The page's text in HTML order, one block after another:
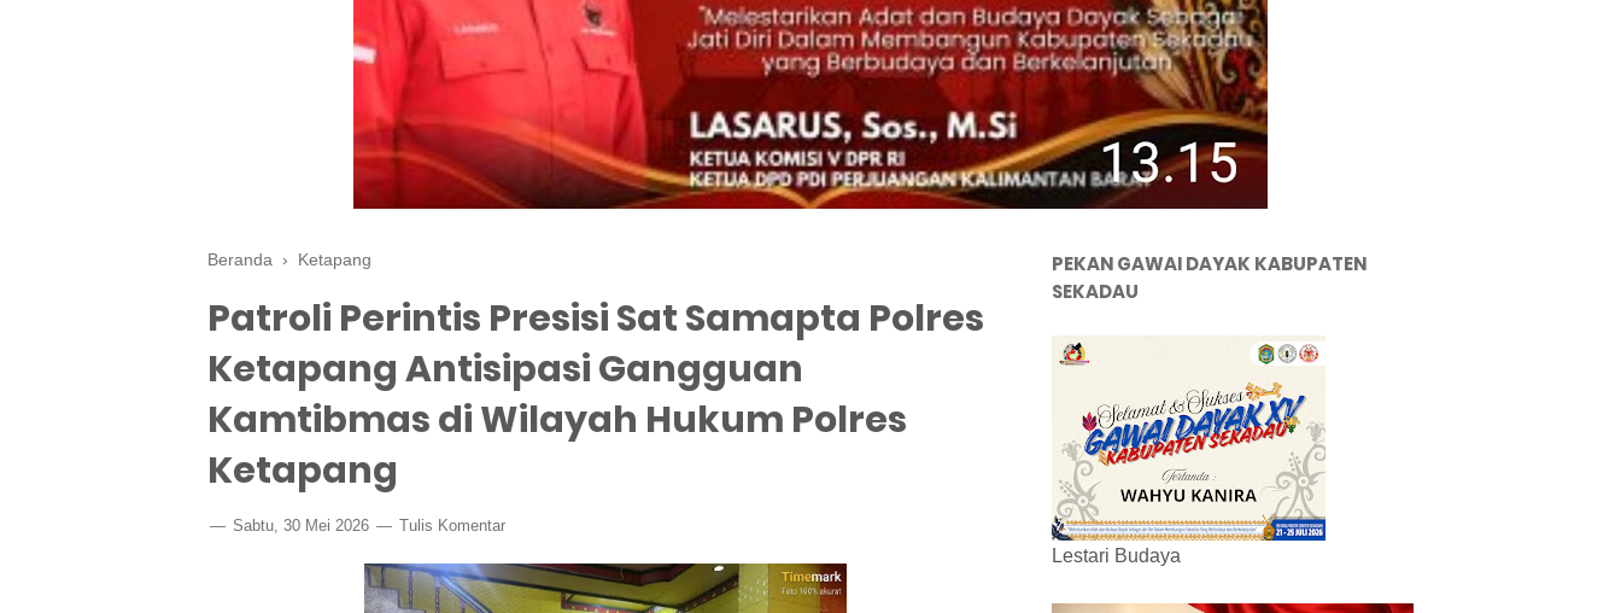
Beranda › Ketapang
Patroli Perintis Presisi Sat Samapta Polres
Ketapang Antisipasi Gangguan
Kamtibmas di Wilayah Hukum Polres
Ketapang
Sabtu, 30 Mei 2026 Tulis Komentar
PEKAN GAWAI DAYAK KABUPATEN
SEKADAU
Lestari Budaya